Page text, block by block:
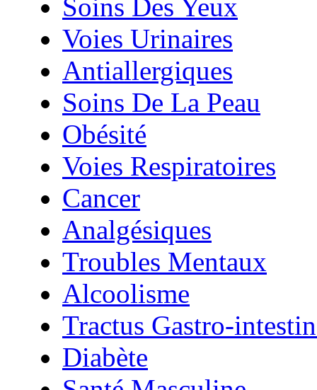
Soins Des Yeux
Voies Urinaires
Antiallergiques
Soins De La Peau
Obésité
Voies Respiratoires
Cancer
Analgésiques
Troubles Mentaux
Alcoolisme
Tractus Gastro-
Diabète